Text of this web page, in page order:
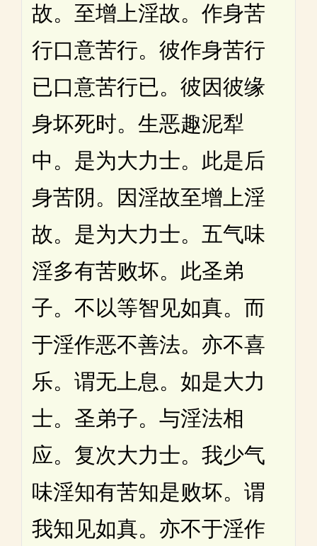
故。至增上淫故。作身苦
行口意苦行。彼作身苦行
已口意苦行已。彼因彼缘
身坏死时。生恶趣泥犁
中。是为大力士。此是后
身苦阴。因淫故至增上淫
故。是为大力士。五气味
淫多有苦败坏。此圣弟
子。不以等智见如真。而
于淫作恶不善法。亦不喜
乐。谓无上息。如是大力
士。圣弟子。与淫法相
应。复次大力士。我少气
味淫知有苦知是败坏。谓
我知见如真。亦不于淫作